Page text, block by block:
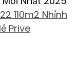
110m2 Nhỉnh
Prive